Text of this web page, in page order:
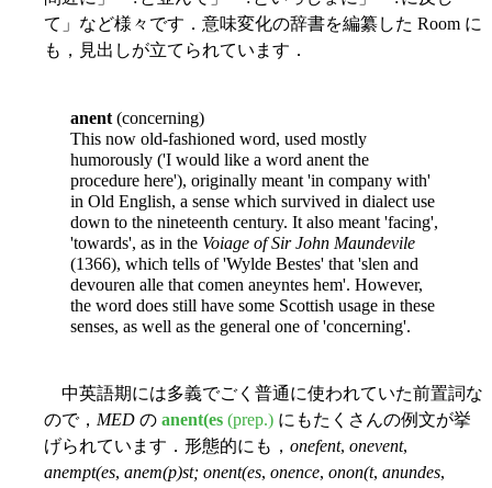
て」など様々です．意味変化の辞書を編纂した Room に
も，見出しが立てられています．
anent(concerning)
This now old-fashioned word, used mostly
humorously ('I would like a word anent the
procedure here'), originally meant 'in company with'
in Old English, a sense which survived in dialect use
down to the nineteenth century. It also meant 'facing',
'towards', as in the Voiage of Sir John Maundevile
(1366), which tells of 'Wylde Bestes' that 'slen and
devouren alle that comen aneyntes hem'. However,
the word does still have some Scottish usage in these
senses, as well as the general one of 'concerning'.
中英語期には多義でごく普通に使われていた前置詞な
ので， MED の anent(es (prep.) にもたくさんの例文が挙
げられています．形態的にも， onefent, onevent,
anempt(es, anem(p)st; onent(es, onence, onon(t, anundes,